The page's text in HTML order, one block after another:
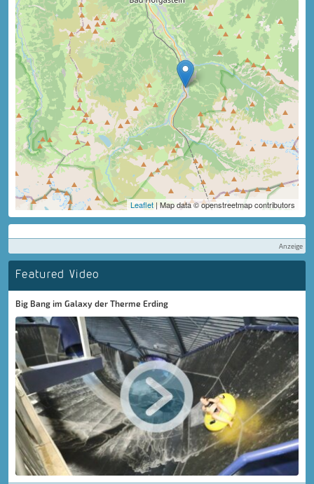
Leaflet | Map data © openstreetmap contributors
Anzeige
Featured Video
Big Bang im Galaxy der Therme Erding